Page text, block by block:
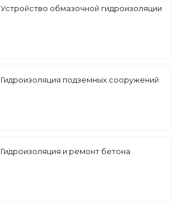
Устройство обмазочной гидроизоляции
Гидроизоляция подземных сооружений
Гидроизоляция и ремонт бетона